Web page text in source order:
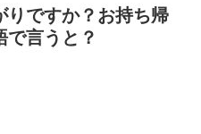
りですか？お持ち帰
で言うと？